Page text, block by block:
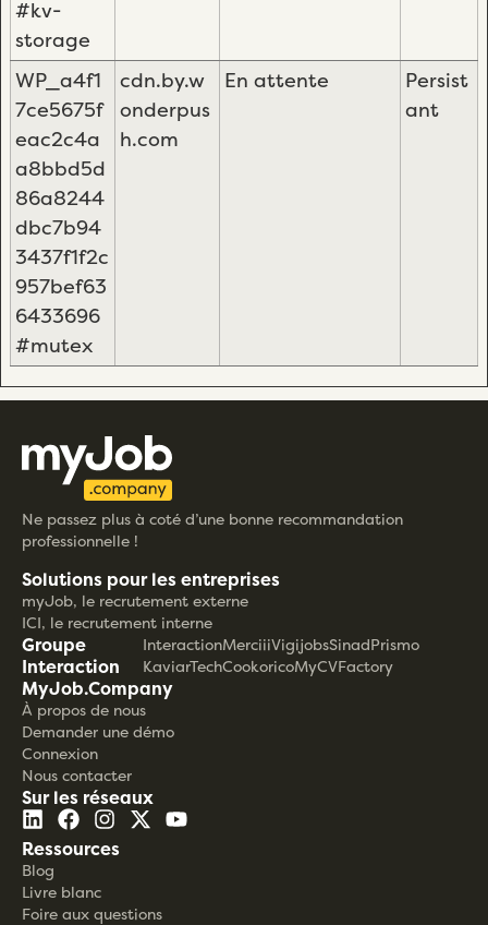
#kv-
storage
WP_a4f1
7ce5675f
eac2c4a
a8bbd5d
86a8244
dbc7b94
3437f1f2c
957bef63
6433696
#mutex
cdn.by.w
onderpus
h.com
En attente
Persist
ant
Ne passez plus à coté d’une bonne recommandation
professionnelle !
Solutions pour les entreprises
myJob, le recrutement externe
ICI, le recrutement interne
Groupe
Interaction
InteractionMerciiiVigijobsSinadPrismo
KaviarTechCookoricoMyCVFactory
MyJob.Company
À propos de nous
Demander une démo
Connexion
Nous contacter
Sur les réseaux
Ressources
Blog
Livre blanc
Foire aux questions